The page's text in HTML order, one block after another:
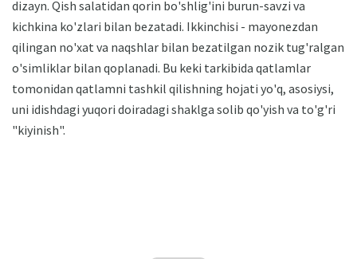
dizayn. Qish salatidan qorin bo'shlig'ini burun-savzi va
kichkina ko'zlari bilan bezatadi. Ikkinchisi - mayonezdan
qilingan no'xat va naqshlar bilan bezatilgan nozik tug'ralgan
o'simliklar bilan qoplanadi. Bu keki tarkibida qatlamlar
tomonidan qatlamni tashkil qilishning hojati yo'q, asosiysi,
uni idishdagi yuqori doiradagi shaklga solib qo'yish va to'g'ri
"kiyinish".